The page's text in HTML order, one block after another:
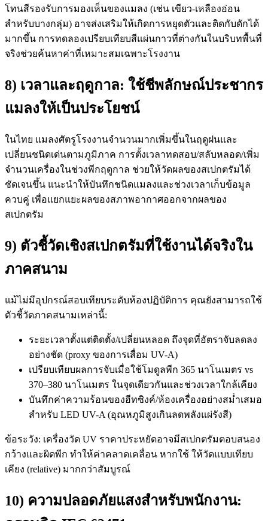
โทนสีรองรับการมองเห็นของแมลง (เช่น เขียว-เหลืองอ่อน
สำหรับบางกลุ่ม) อาจส่งเสริมให้เกิดการหยุดตัวและติดกับดักได้
มากขึ้น การทดลองเปรียบเทียบสีแผ่นกาวที่ต่างกันในบริบทพื้นที่
จริงช่วยค้นหาค่าที่เหมาะสมเฉพาะโรงงาน
8) เวลาและฤดูกาล: ใช้ชีพลักษณ์ประชากร
แมลงให้เป็นประโยชน์
ในไทย แมลงศัตรูโรงงานจำนวนมากเพิ่มขึ้นในฤดูฝนและ
เปลี่ยนชนิดเด่นตามภูมิภาค การตั้งเวลาทดสอบ/สลับหลอด/เพิ่ม
จำนวนเครื่องในช่วงพีกฤดูกาล ช่วยให้วัดผลของสเปกตรัมได้
ชัดเจนขึ้น แนะนำให้บันทึกชนิดแมลงและช่วงเวลาเก็บข้อมูล
ควบคู่ เพื่อแยกแยะผลของสภาพอากาศออกจากผลของ
สเปกตรัม
9) ตัวชี้วัดเชิงสเปกตรัมที่ใช้งานได้จริงใน
ภาคสนาม
แม้ไม่มีอุปกรณ์สอบเทียบระดับห้องปฏิบัติการ คุณยังสามารถใช้
ตัวชี้วัดภาคสนามเหล่านี้:
ระยะเวลาตั้งแต่ติดตั้ง/เปลี่ยนหลอด ถึงจุดที่อัตราจับลดลง
อย่างชัด (proxy ของการเสื่อม UV-A)
เปรียบเทียบผลการจับเมื่อใช้โมดูลพีก 365 นาโนเมตร vs
370–380 นาโนเมตร ในจุดเดียวกันและช่วงเวลาใกล้เคียง
บันทึกค่าความร้อนของฮีทซิงค์/ห้องเครื่องอย่างสม่ำเสมอ
สำหรับ LED UV-A (อุณหภูมิสูงเกินลดพลังแผ่รังสี)
ข้อระวัง: เครื่องวัด UV ราคาประหยัดอาจมีสเปกตรัมตอบสนอง
กว้างและผิดพีก ทำให้ค่าคลาดเคลื่อน หากใช้ ให้วัดแบบเทียบ
เคียง (relative) มากกว่าสัมบูรณ์
10) ความปลอดภัยแสงสำหรับพนักงาน: